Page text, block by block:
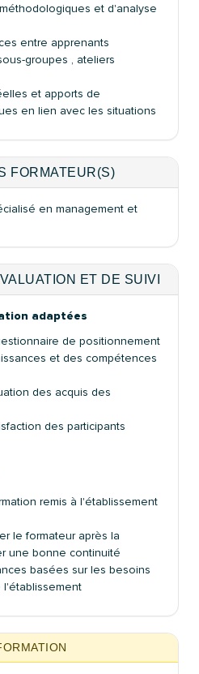
et d'analyse
entre apprenants
groupes , ateliers
et apports de
en lien avec les situations
FORMATEUR(S)
en management et
ET DE SUIVI
adaptées
de positionnement
et des compétences
des acquis des
des participants
remis à l'établissement
le formateur après la
une bonne continuité
basées sur les besoins
l'établissement